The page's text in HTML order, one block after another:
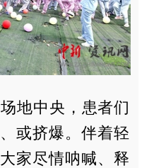
地中央，患者们
或挤爆。伴着轻
家尽情呐喊、释